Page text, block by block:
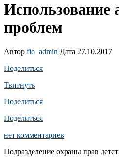
проблем
Автор fio_admin Дата 27.10.2017
Поделиться
Твитнуть
Поделиться
Поделиться
нет комментариев
Подразделение охраны прав